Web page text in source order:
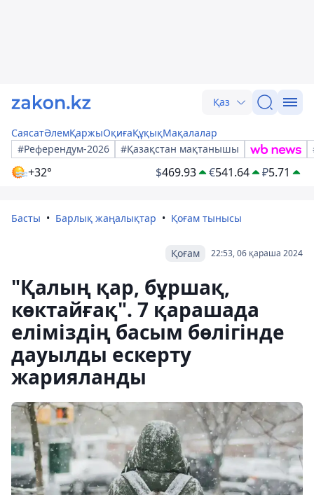
Қаз
СаясатӘлемҚаржыОқиғаҚұқықМақалалар
#Референдум-2026
#Қазақстан мақтанышы
+32° $469.93 €541.64 ₽5.71
Басты Барлық жаңалықтар Қоғам тынысы
22:53, 06 қараша 2024
Қоғам
"Қалың қар, бұршақ,
көктайғақ". 7 қарашада
еліміздің басым бөлігінде
дауылды ескерту
жарияланды